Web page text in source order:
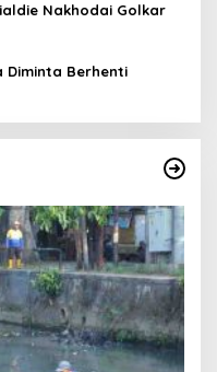
Nakhodai Golkar
Diminta Berhenti